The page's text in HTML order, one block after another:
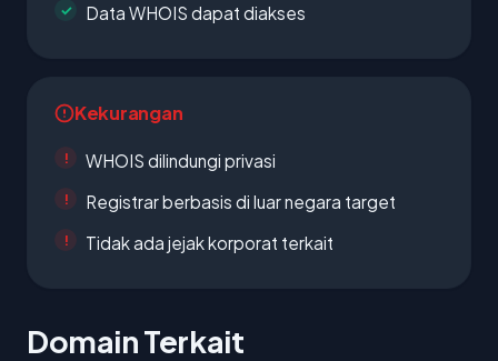
Data WHOIS dapat diakses
Kekurangan
WHOIS dilindungi privasi
Registrar berbasis di luar negara target
Tidak ada jejak korporat terkait
Domain Terkait